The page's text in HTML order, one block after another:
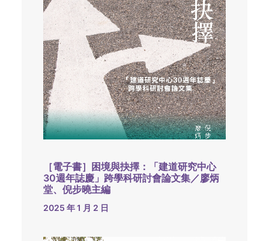
［電子書］困境與抉擇：「建道研究中心
30週年誌慶」跨學科研討會論文集／廖炳
堂、倪步曉主編
2025 年 1 月 2 日